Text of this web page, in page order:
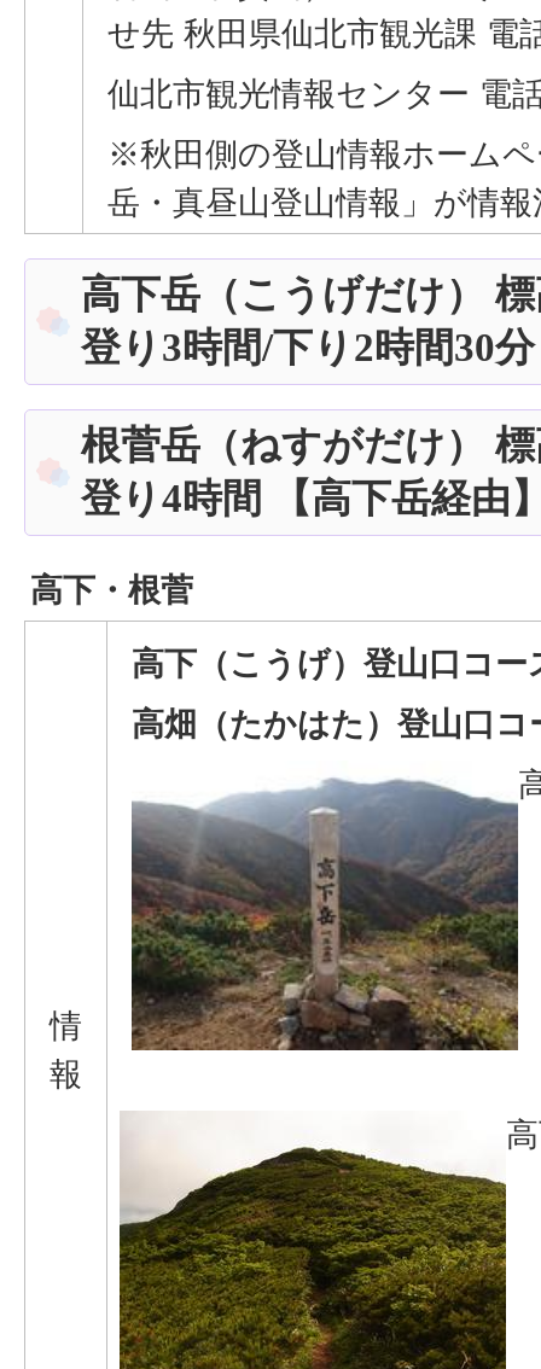
せ先 秋田県仙北市観光課 電
仙北市観光情報センター 電
※秋田側の登山情報ホーム
岳・真昼山登山情報」が情
高下岳（こうげだけ）
登り3時間/下り2時間30分
根菅岳（ねすがだけ）
登り4時間 【高下岳経由
高下・根菅
情
報
高下（こうげ）登山口コー
高畑（たかはた）登山口コ